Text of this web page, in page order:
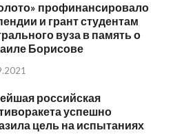
профинансировало
и грант студентам
вуза в память о
Борисове
российская
успешно
цель на испытаниях